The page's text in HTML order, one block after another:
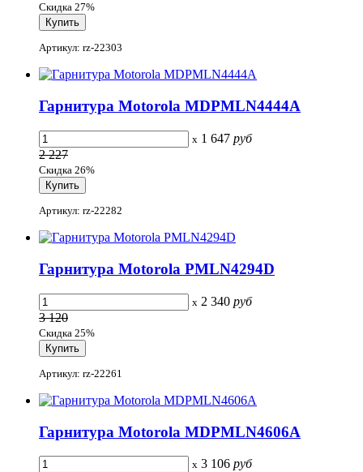
Скидка 27%
Артикул: rz-22303
Гарнитура Motorola MDPMLN4444A
x 1 647 руб
2 227
Скидка 26%
Артикул: rz-22282
Гарнитура Motorola PMLN4294D
x 2 340 руб
3 120
Скидка 25%
Артикул: rz-22261
Гарнитура Motorola MDPMLN4606A
x 3 106 руб